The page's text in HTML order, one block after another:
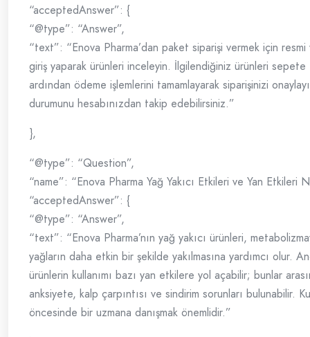
“acceptedAnswer”: {
“@type”: “Answer”,
“text”: “Enova Pharma’dan paket siparişi vermek için
giriş yaparak ürünleri inceleyin. İlgilendiğiniz ürünleri sepete
ardından ödeme işlemlerini tamamlayarak siparişinizi
durumunu hesabınızdan takip edebilirsiniz.”
},
“@type”: “Question”,
“name”: “Enova Pharma Yağ Yakıcı Etkileri ve Yan Etkileri
“acceptedAnswer”: {
“@type”: “Answer”,
“text”: “Enova Pharma’nın yağ yakıcı ürünleri,
yağların daha etkin bir şekilde yakılmasına yardımcı olur.
ürünlerin kullanımı bazı yan etkilere yol açabilir; bunlar
anksiyete, kalp çarpıntısı ve sindirim sorunları bulunabilir.
öncesinde bir uzmana danışmak önemlidir.”